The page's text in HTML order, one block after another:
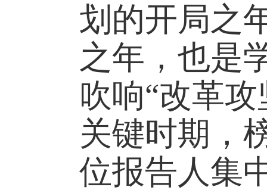
划的开局之
之年，也是
吹响“改革
关键时期，
位报告人集